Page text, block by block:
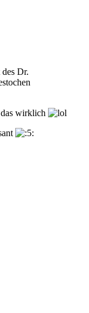
Dr.
wirklich